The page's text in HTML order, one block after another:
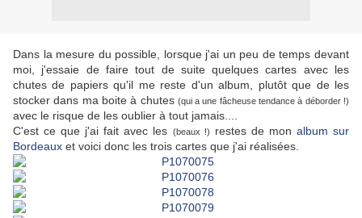
Dans la mesure du possible, lorsque j'ai un peu de temps devant
moi, j'essaie de faire tout de suite quelques cartes avec les
chutes de papiers qu'il me reste d'un album, plutôt que de les
stocker dans ma boite à chutes (qui a une fâcheuse tendance à déborder !)
avec le risque de les oublier à tout jamais....
C'est ce que j'ai fait avec les (beaux !) restes de mon album sur
Bordeaux et voici donc les trois cartes que j'ai réalisées.